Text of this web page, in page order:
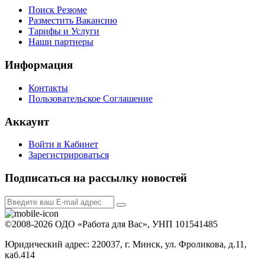
Поиск Резюме
Разместить Вакансию
Тарифы и Услуги
Наши партнеры
Информация
Контакты
Пользовательское Соглашение
Аккаунт
Войти в Кабинет
Зарегистрироваться
Подписаться на рассылку новостей
©2008-2026 ОДО «Работа для Вас», УНП 101541485
Юридический адрес: 220037, г. Минск, ул. Фроликова, д.11,
каб.414